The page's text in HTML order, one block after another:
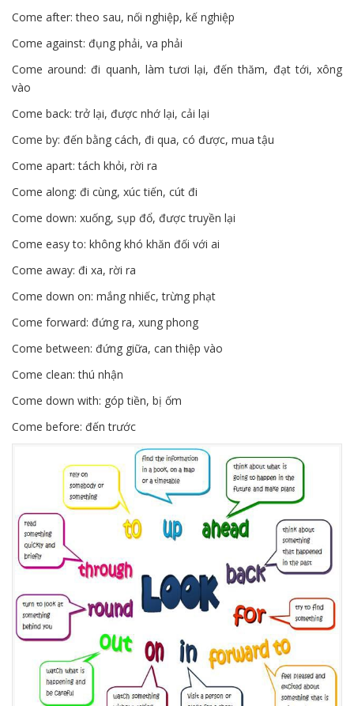
Come after: theo sau, nối nghiệp, kế nghiệp
Come against: đụng phải, va phải
Come around: đi quanh, làm tươi lại, đến thăm, đạt tới, xông
vào
Come back: trở lại, được nhớ lại, cải lại
Come by: đến bằng cách, đi qua, có được, mua tậu
Come apart: tách khỏi, rời ra
Come along: đi cùng, xúc tiến, cút đi
Come down: xuống, sụp đổ, được truyền lại
Come easy to: không khó khăn đối với ai
Come away: đi xa, rời ra
Come down on: mắng nhiếc, trừng phạt
Come forward: đứng ra, xung phong
Come between: đứng giữa, can thiệp vào
Come clean: thú nhận
Come down with: góp tiền, bị ốm
Come before: đến trước